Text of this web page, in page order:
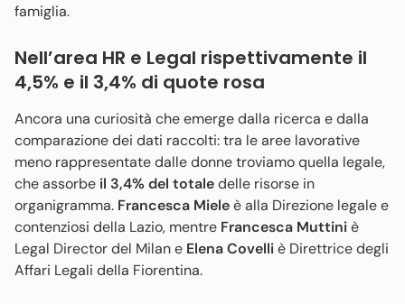
famiglia.
Nell’area HR e Legal rispettivamente il
4,5% e il 3,4% di quote rosa
Ancora una curiosità che emerge dalla ricerca e dalla
comparazione dei dati raccolti: tra le aree lavorative
meno rappresentate dalle donne troviamo quella legale,
che assorbe il 3,4% del totaledelle risorse in
organigramma. Francesca Mieleè alla Direzione legale e
contenziosi della Lazio, mentre Francesca Muttiniè
Legal Director del Milan e Elena Covelliè Direttrice degli
Affari Legali della Fiorentina.